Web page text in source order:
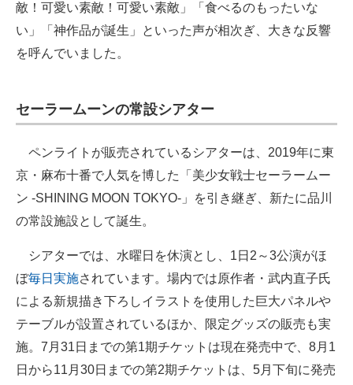
敵！可愛い素敵！可愛い素敵」「食べるのもったいな
い」「神作品が誕生」といった声が相次ぎ、大きな反響
を呼んでいました。
セーラームーンの常設シアター
ペンライトが販売されているシアターは、2019年に東
京・麻布十番で人気を博した「美少女戦士セーラームー
ン -SHINING MOON TOKYO-」を引き継ぎ、新たに品川
の常設施設として誕生。
シアターでは、水曜日を休演とし、1日2～3公演がほ
ぼ毎日実施されています。場内では原作者・武内直子氏
による新規描き下ろしイラストを使用した巨大パネルや
テーブルが設置されているほか、限定グッズの販売も実
施。7月31日までの第1期チケットは現在発売中で、8月1
日から11月30日までの第2期チケットは、5月下旬に発売